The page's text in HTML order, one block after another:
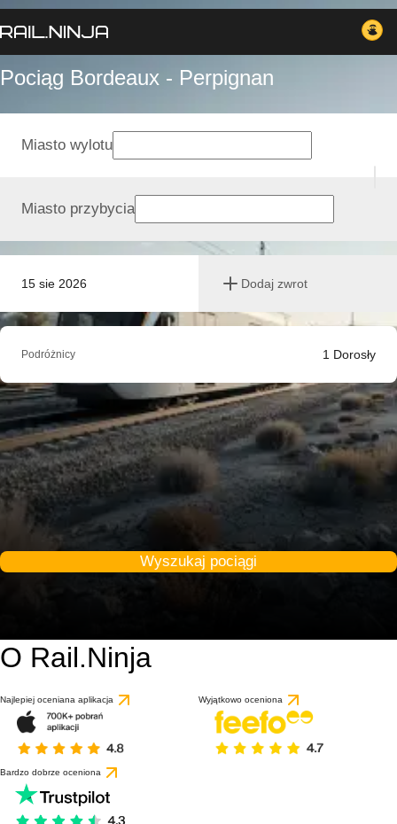
Pociąg Bordeaux - Perpignan
15 sie 2026 Dodaj zwrot
Miasto wylotu
Miasto przybycia
Podróżnicy 1 Dorosły
Wyszukaj pociągi
O Rail.Ninja
Najlepiej oceniana aplikacja Wyjątkowo oceniona
Bardzo dobrze oceniona